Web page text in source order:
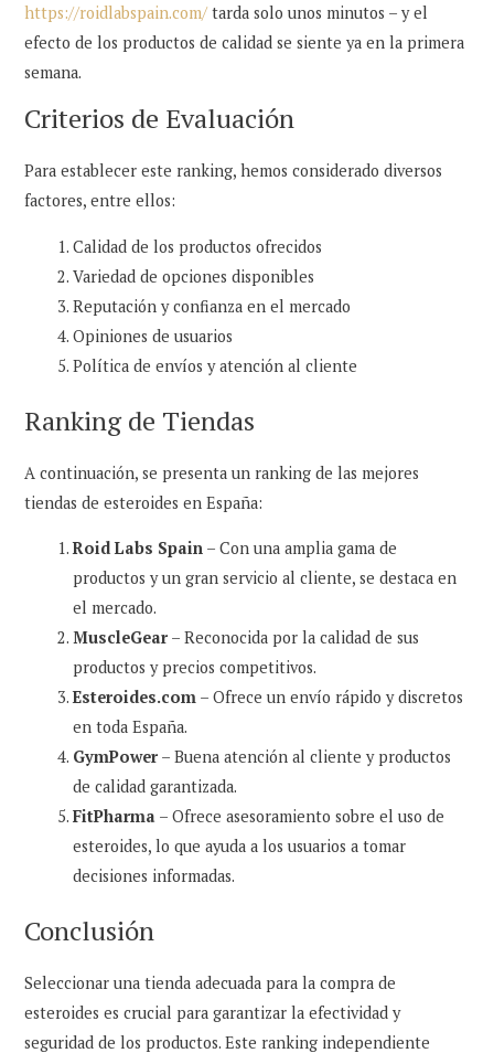
https://roidlabspain.com/tarda solo unos minutos – y el
efecto de los productos de calidad se siente ya en la primera
semana.
Criterios de Evaluación
Para establecer este ranking, hemos considerado diversos
factores, entre ellos:
Calidad de los productos ofrecidos
Variedad de opciones disponibles
Reputación y confianza en el mercado
Opiniones de usuarios
Política de envíos y atención al cliente
Ranking de Tiendas
A continuación, se presenta un ranking de las mejores
tiendas de esteroides en España:
Roid Labs Spain – Con una amplia gama de
productos y un gran servicio al cliente, se destaca en
el mercado.
MuscleGear – Reconocida por la calidad de sus
productos y precios competitivos.
Esteroides.com – Ofrece un envío rápido y discretos
en toda España.
GymPower – Buena atención al cliente y productos
de calidad garantizada.
FitPharma – Ofrece asesoramiento sobre el uso de
esteroides, lo que ayuda a los usuarios a tomar
decisiones informadas.
Conclusión
Seleccionar una tienda adecuada para la compra de
esteroides es crucial para garantizar la efectividad y
seguridad de los productos. Este ranking independiente